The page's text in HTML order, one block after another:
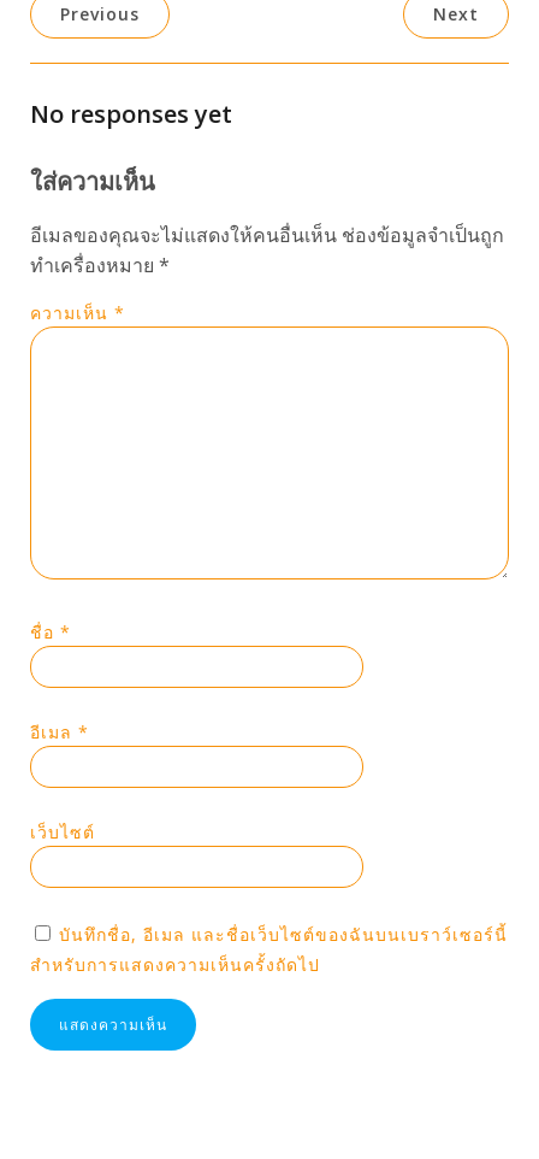
Previous Next
No responses yet
ใส่ความเห็น
อีเมลของคุณจะไม่แสดงให้คนอื่นเห็น ช่องข้อมูลจำเป็นถูก
ทำเครื่องหมาย *
ความเห็น *
ชื่อ *
อีเมล *
เว็บไซต์
บันทึกชื่อ, อีเมล และชื่อเว็บไซต์ของฉันบนเบราว์เซอร์นี้
สำหรับการแสดงความเห็นครั้งถัดไป